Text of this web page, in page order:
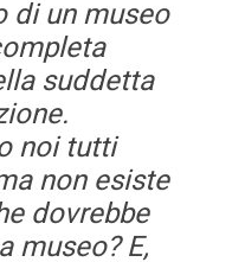
di un museo
suddetta
noi tutti
non esiste
dovrebbe
museo? E,